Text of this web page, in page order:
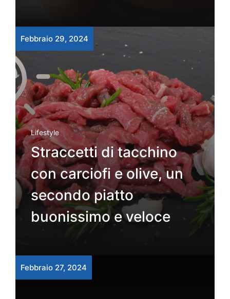
Febbraio 29, 2024
Lifestyle
Straccetti di tacchino
con carciofi e olive, un
secondo piatto
buonissimo e veloce
Febbraio 27, 2024